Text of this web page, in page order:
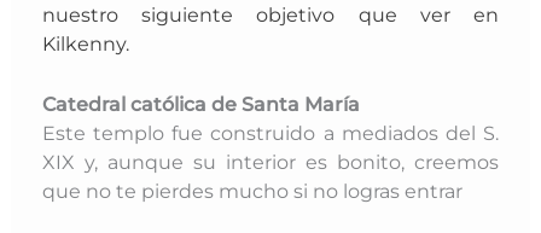
nuestro siguiente objetivo que ver en
Kilkenny.
Catedral católica de Santa María
Este templo fue construido a mediados del S.
XIX y, aunque su interior es bonito, creemos
que no te pierdes mucho si no logras entrar